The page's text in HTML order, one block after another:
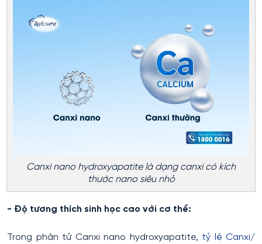
Canxi nano hydroxyapatite là dạng canxi có kích
thước nano siêu nhỏ
- Độ tương thích sinh học cao với cơ thể:
Trong phân tử Canxi nano hydroxyapatite, tỷ lệ Canxi/